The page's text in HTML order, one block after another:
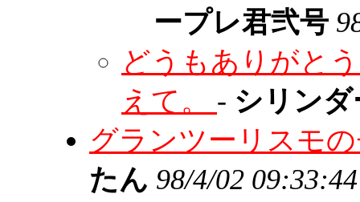
ープレ君弐号
どうもありがと
えて。 - シリン
グランツーリスモ
たん 98/4/02 09:33:44